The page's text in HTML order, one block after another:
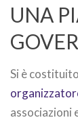
UNA
Si è
associazioni